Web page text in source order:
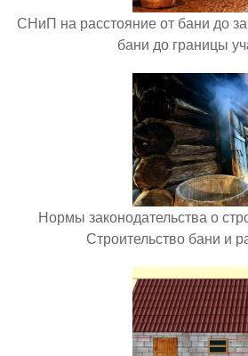
СНиП на расстояние от бани до
бани до границы
Нормы законодательства о
Строительство бани и